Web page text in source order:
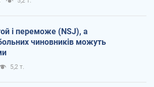
і переможе (NSJ), а
чиновників можуть
5,2 т.